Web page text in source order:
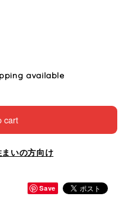
available
cart
いの方向け
Save